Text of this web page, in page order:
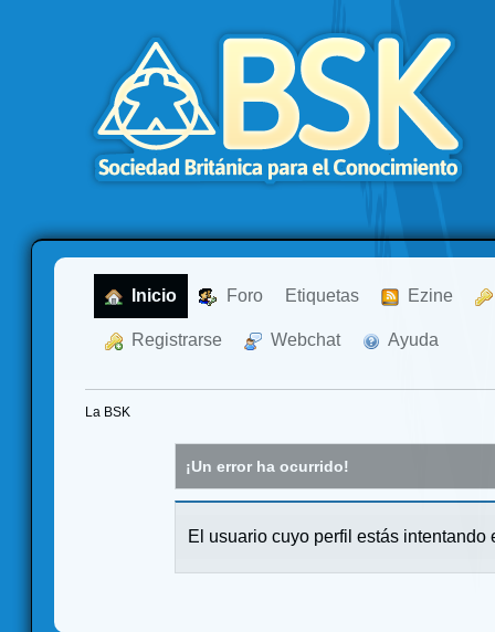
Inicio Foro Etiquetas Ezine
Registrarse Webchat Ayuda
La BSK
¡Un error ha ocurrido!
El usuario cuyo perfil estás intentando